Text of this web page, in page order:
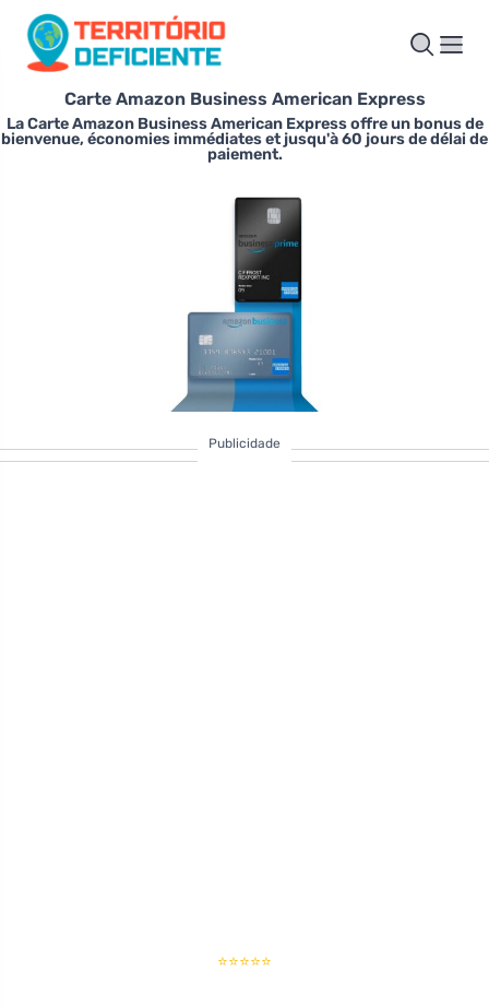
Carte Amazon Business American Express
La Carte Amazon Business American Express offre un bonus de
bienvenue, économies immédiates et jusqu'à 60 jours de délai de
paiement.
Publicidade
⭐⭐⭐⭐⭐